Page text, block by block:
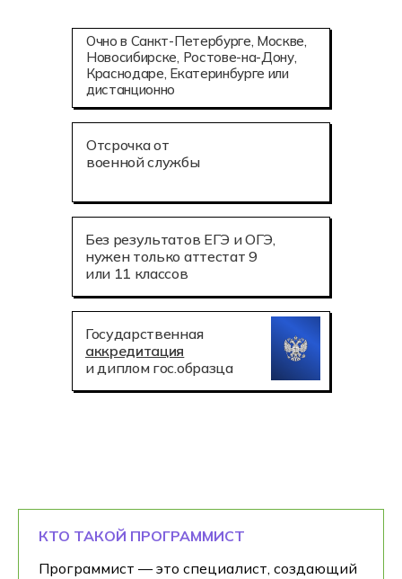
Государственная
аккредитация
и диплом гос.образца
Отсрочка от
военной службы
Без результатов ЕГЭ и ОГЭ,
нужен только аттестат 9
или 11 классов
Очно в Санкт-Петербурге, Москве,
Новосибирске, Ростове-на-Дону,
Краснодаре, Екатеринбурге или
дистанционно
КТО ТАКОЙ ПРОГРАММИСТ
Программист — это специалист, создающий